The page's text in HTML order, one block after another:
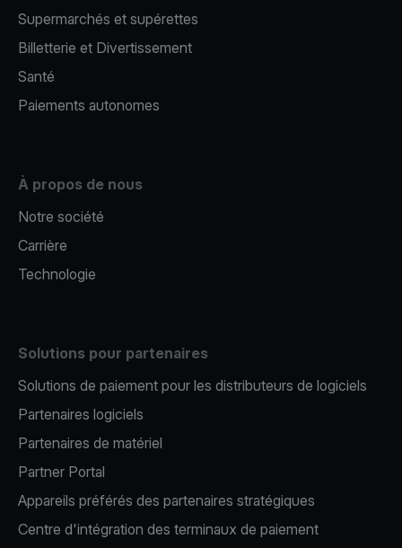
Supermarchés et supérettes
Billetterie et Divertissement
Santé
Paiements autonomes
À propos de nous
Notre société
Carrière
Technologie
Solutions pour partenaires
Solutions de paiement pour les distributeurs de logiciels
Partenaires logiciels
Partenaires de matériel
Partner Portal
Appareils préférés des partenaires stratégiques
Centre d'intégration des terminaux de paiement